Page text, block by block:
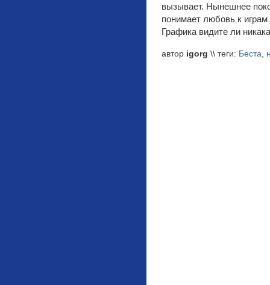
вызывает. Нынешнее
понимает любовь к
Графика видите ли
автор igorg \\ теги: Беста,